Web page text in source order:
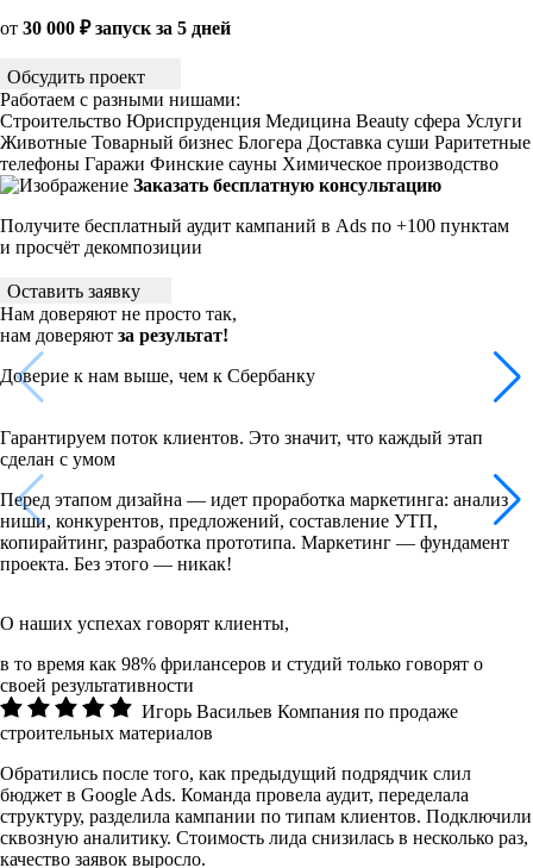
от 30 000 ₽ запуск за 5 дней
Обсудить проект
Работаем с разными нишами:
Строительство Юриспруденция Медицина Beauty сфера Услуги
Животные Товарный бизнес Блогера Доставка суши Раритетные
телефоны Гаражи Финские сауны Химическое производство
Заказать бесплатную консультацию
Получите бесплатный аудит кампаний в Ads по +100 пунктам
и просчёт декомпозиции
Оставить заявку
Нам доверяют не просто так,
нам доверяют за результат!
Доверие к нам выше, чем к Сбербанку
Гарантируем поток клиентов. Это значит, что каждый этап
сделан с умом
Перед этапом дизайна — идет проработка маркетинга: анализ
ниши, конкурентов, предложений, составление УТП,
копирайтинг, разработка прототипа. Маркетинг — фундамент
проекта. Без этого — никак!
О наших успехах говорят клиенты,
в то время как 98% фрилансеров и студий только говорят о
своей результативности
Игорь Васильев Компания по продаже
строительных материалов
Обратились после того, как предыдущий подрядчик слил
бюджет в Google Ads. Команда провела аудит, переделала
структуру, разделила кампании по типам клиентов. Подключили
сквозную аналитику. Стоимость лида снизилась в несколько раз,
качество заявок выросло.